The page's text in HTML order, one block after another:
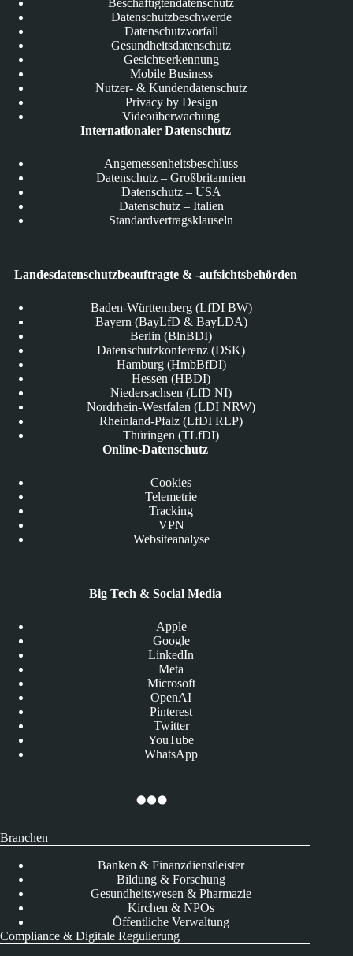
Beschäftigtendatenschutz
Datenschutzbeschwerde
Datenschutzvorfall
Gesundheitsdatenschutz
Gesichtserkennung
Mobile Business
Nutzer- & Kundendatenschutz
Privacy by Design
Videoüberwachung
Internationaler Datenschutz
Angemessenheitsbeschluss
Datenschutz – Großbritannien
Datenschutz – USA
Datenschutz – Italien
Standardvertragsklauseln
Landesdatenschutzbeauftragte & -aufsichtsbehörden
Baden-Württemberg (LfDI BW)
Bayern (BayLfD & BayLDA)
Berlin (BlnBDI)
Datenschutzkonferenz (DSK)
Hamburg (HmbBfDI)
Hessen (HBDI)
Niedersachsen (LfD NI)
Nordrhein-Westfalen (LDI NRW)
Rheinland-Pfalz (LfDI RLP)
Thüringen (TLfDI)
Online-Datenschutz
Cookies
Telemetrie
Tracking
VPN
Websiteanalyse
Big Tech & Social Media
Apple
Google
LinkedIn
Meta
Microsoft
OpenAI
Pinterest
Twitter
YouTube
WhatsApp
Branchen
Banken & Finanzdienstleister
Bildung & Forschung
Gesundheitswesen & Pharmazie
Kirchen & NPOs
Öffentliche Verwaltung
Compliance & Digitale Regulierung